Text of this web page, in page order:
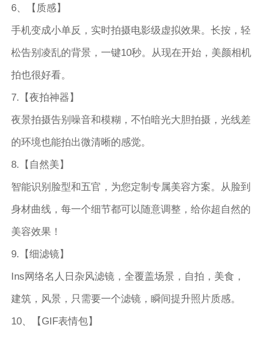
6、【质感】
手机变成小单反，实时拍摄电影级虚拟效果。长按，轻
松告别凌乱的背景，一键10秒。从现在开始，美颜相机
拍也很好看。
7.【夜拍神器】
夜景拍摄告别噪音和模糊，不怕暗光大胆拍摄，光线差
的环境也能拍出微清晰的感觉。
8.【自然美】
智能识别脸型和五官，为您定制专属美容方案。从脸到
身材曲线，每一个细节都可以随意调整，给你超自然的
美容效果！
9.【细滤镜】
Ins网络名人日杂风滤镜，全覆盖场景，自拍，美食，
建筑，风景，只需要一个滤镜，瞬间提升照片质感。
10、【GIF表情包】